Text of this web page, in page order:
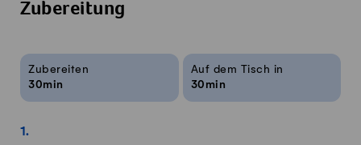
Zubereitung
Rezeptinfos
Zubereiten
30min
Auf dem Tisch in
30min